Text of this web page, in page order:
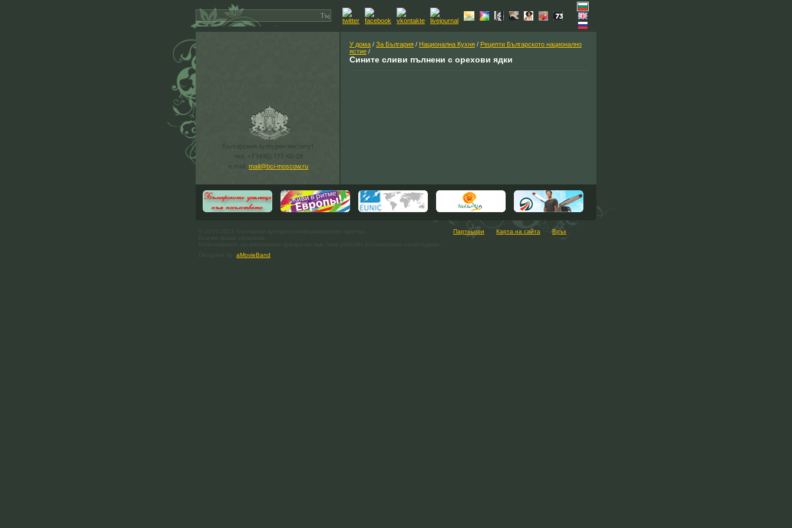
Българския културен институт
тел. +7 (495) 771-60-18
e-mail: mail@bci-moscow.ru
У дома / За България / Национална Кухня / Рецепти Българското национално
ястие /
Сините сливи пълнени с орехови ядки
aMovieBand
Партньори Карта на сайта Връх